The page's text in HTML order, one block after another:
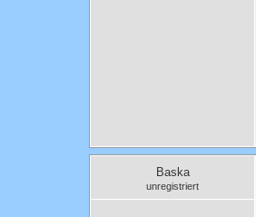
Baska
unregistriert